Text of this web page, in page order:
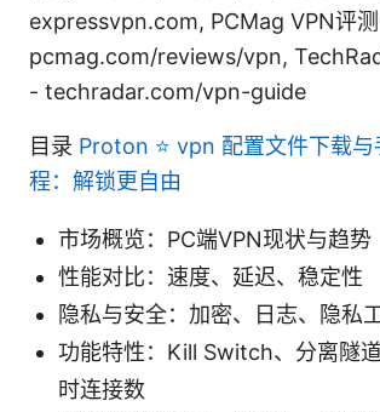
expressvpn.com, PCMag VPN评
pcmag.com/reviews/vpn,
- techradar.com/vpn-guide
目录 Proton ⭐ vpn 配置文件下载与
程：解锁更自由
市场概览：PC端VPN现状与趋势
性能对比：速度、延迟、稳定性
隐私与安全：加密、日志、隐私
功能特性：Kill Switch、分离隧
时连接数